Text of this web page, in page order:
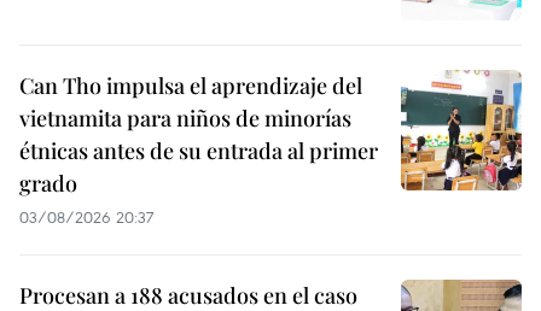
Can Tho impulsa el aprendizaje del
vietnamita para niños de minorías
étnicas antes de su entrada al primer
grado
03/08/2026 20:37
Procesan a 188 acusados en el caso